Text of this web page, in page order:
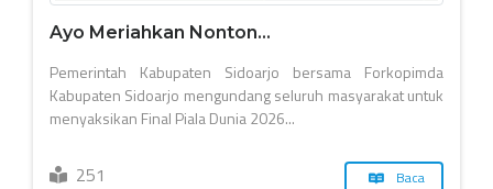
Ayo Meriahkan Nonton...
Pemerintah Kabupaten Sidoarjo bersama Forkopimda
Kabupaten Sidoarjo mengundang seluruh masyarakat untuk
menyaksikan Final Piala Dunia 2026...
251 Baca